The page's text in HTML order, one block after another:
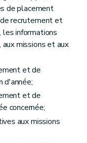
de placement
recrutement et
informations
missions et aux
et de
d'année;
et de
concernée;
aux missions